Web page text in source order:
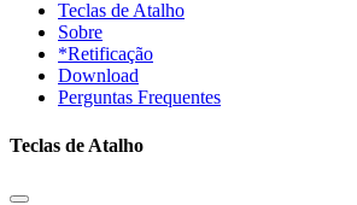
Teclas de Atalho
Sobre
*Retificação
Download
Perguntas Frequentes
Teclas de Atalho